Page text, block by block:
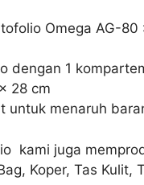
Omega AG-80
dengan 1
28 cm
untuk menaruh
kami juga
Koper, Tas